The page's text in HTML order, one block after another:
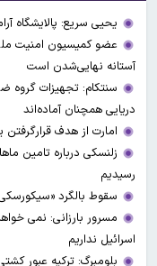
یحیی سریع: پالایشگاه
عضو کمیسیون امنیت
آستانه نهایی‌شدن است
سنتکام: تجهیزات گروه
دریایی همچنان آماده‌اند
امارت از هدف
زلنسکی درباره تامین
رسیدیم
سقوط بالگرد «سیکورسکی اس-
مسرور بارزانی: نمی
اسرائیل نداریم
بلومبرگ: ترکیه عبور